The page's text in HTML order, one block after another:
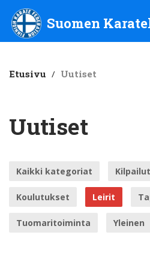
Suomen Karateliitto ry
Suomen
Etusivu / Uutiset
Uutiset
Kaikki kategoriat Kilpailut
Koulutukset Leirit
Tuomaritoiminta Yleinen